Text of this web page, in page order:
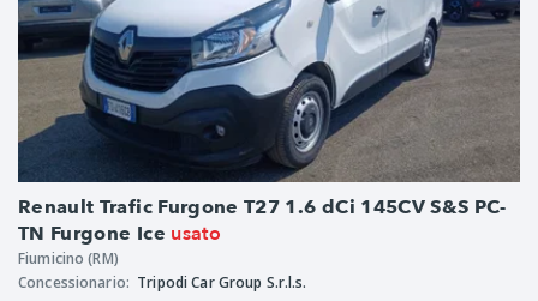
Renault Trafic Furgone T27 1.6 dCi 145CV S&S PC-
TN Furgone Ice usato
Fiumicino (RM)
Concessionario: Tripodi Car Group S.r.l.s.